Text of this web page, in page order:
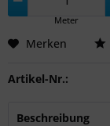
Meter
Merken
Artikel-Nr.:
Beschreibung